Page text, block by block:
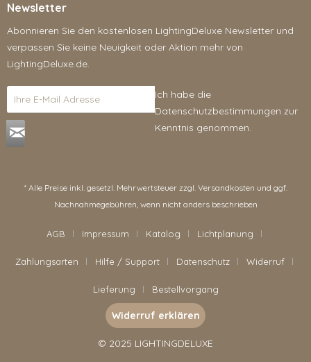
Newsletter
Abonnieren Sie den kostenlosen LightingDeluxe Newsletter und
verpassen Sie keine Neuigkeit oder Aktion mehr von
LightingDeluxe.de.
Ich habe die
Datenschutzbestimmungen zur
Kenntnis genommen.
* Alle Preise inkl. gesetzl. Mehrwertsteuer zzgl. Versandkosten und ggf.
Nachnahmegebühren, wenn nicht anders beschrieben
AGB Impressum Katalog Lichtplanung
Zahlungsarten Hilfe / Support Datenschutz Widerruf
Lieferung Bestellvorgang
Widerruf erklären
© 2025 LIGHTINGDELUXE